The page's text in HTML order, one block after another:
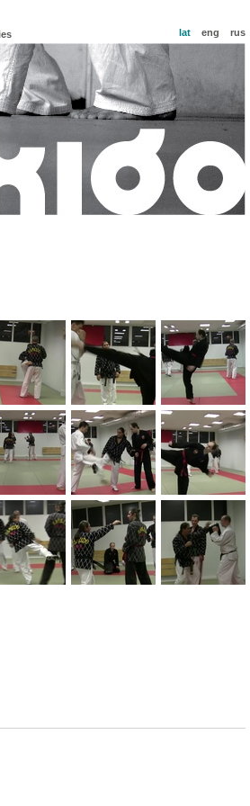
lat eng rus